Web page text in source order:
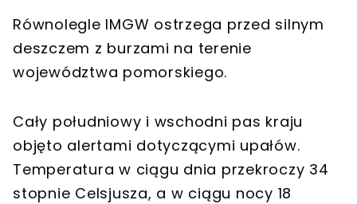
Równolegle IMGW ostrzega przed silnym
deszczem z burzami na terenie
województwa pomorskiego.
Cały południowy i wschodni pas kraju
objęto alertami dotyczącymi upałów.
Temperatura w ciągu dnia przekroczy 34
stopnie Celsjusza, a w ciągu nocy 18